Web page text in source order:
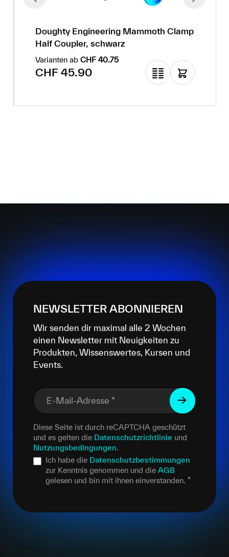
Doughty Engineering Mammoth Clamp
Half Coupler, schwarz
Varianten ab CHF 40.75
Regulärer Preis:
CHF 45.90
NEWSLETTER ABONNIEREN
Wir senden dir maximal alle 2 Wochen
einen Newsletter mit Neuigkeiten zu
Produkten, Wissenswertes, Kursen und
Events.
E-Mail-Adresse *
Diese Seite ist durch reCAPTCHA geschützt
und es gelten die Datenschutzrichtlinie und
Nutzungsbedingungen.
Ich habe die Datenschutzbestimmungen
zur Kenntnis genommen und die AGB
gelesen und bin mit ihnen einverstanden. *